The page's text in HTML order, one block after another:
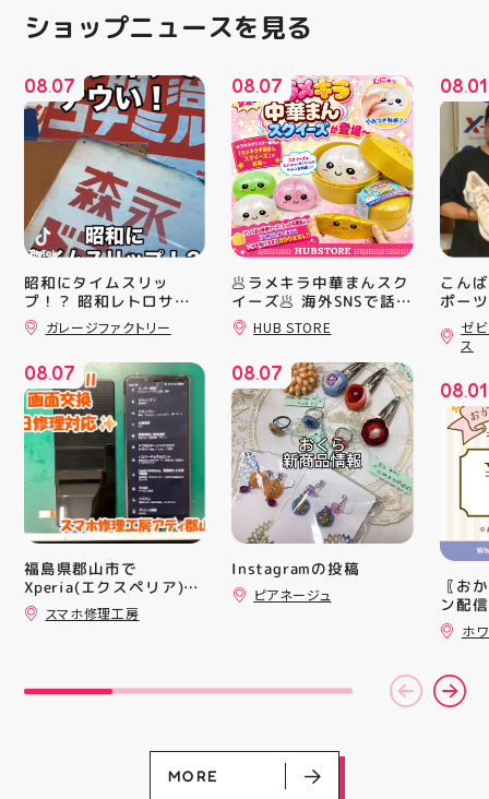
ショップニュースを見る
08.07
昭和にタイムスリッ
プ！？ 昭和レトロサイ
ンボード大量入荷しまし
た！ 今回はお菓子系を
屋に飾ればバッチグー
郡山駅前 アティ郡山4F
“ガレージファクトリ
ー”へ遊びに来てね️‍️‍️‍ #福
島 #郡山 #郡山駅前 #雑
貨屋 #昭和レトロ
ガレージファクトリー
08.07
福島県郡山市で
Xperia(エクスペリア)の
画面交換も即日修理対応
😊💪
スマホ修理工房
08.07
🥟ラメキラ中華まんスク
イーズ🥟 海外SNSで話題
沸騰中 ラメキラ中華ま
んスクイーズが新登場！
が とにかくかわいい♪ む
にゅっとクセになる や
みつき触感がたまらな
い…！ せいろ型ケース
に入っていて どの色の
子が出るかは 開けてか
らのお楽しみ #ラメキラ
中華まん #スクイーズ #
中華まんグッズ #海外ト
レンド #むにゅむにゅ
シル活 新商品入荷
HUBSTORE
HUB STORE
08.07
Instagramの投稿
ピアネージュ
08.01
こん
ポー
ティ
日の
クス
6」の
徴と
反発
搭載
追加
上さ
トレ
ショ
ンと
備え
ウー
をカ
方や
かけ
ゼ
ス
08.01
〖お
ン配
ッパ
￥
ーポ
ース
ホ
MORE